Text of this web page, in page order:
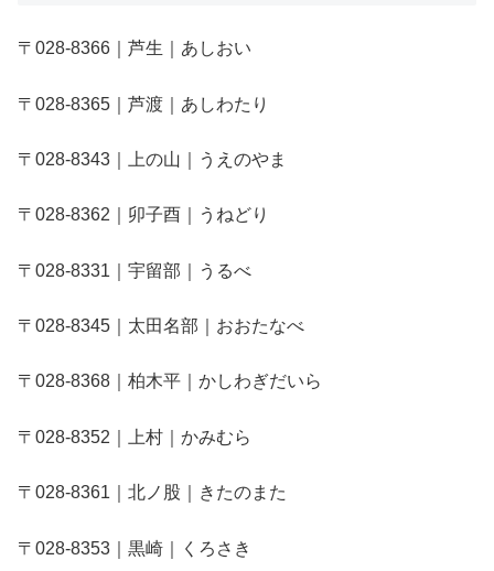
〒028-8366｜芦生｜あしおい
〒028-8365｜芦渡｜あしわたり
〒028-8343｜上の山｜うえのやま
〒028-8362｜卯子酉｜うねどり
〒028-8331｜宇留部｜うるべ
〒028-8345｜太田名部｜おおたなべ
〒028-8368｜柏木平｜かしわぎだいら
〒028-8352｜上村｜かみむら
〒028-8361｜北ノ股｜きたのまた
〒028-8353｜黒崎｜くろさき